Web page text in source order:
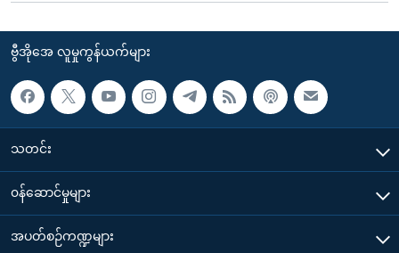
ဗွီအိုအေ လူမှုကွန်ယက်များ
သတင်း
၀န်ဆောင်မှုများ
အပတ်စဉ်ကဏ္ဍများ